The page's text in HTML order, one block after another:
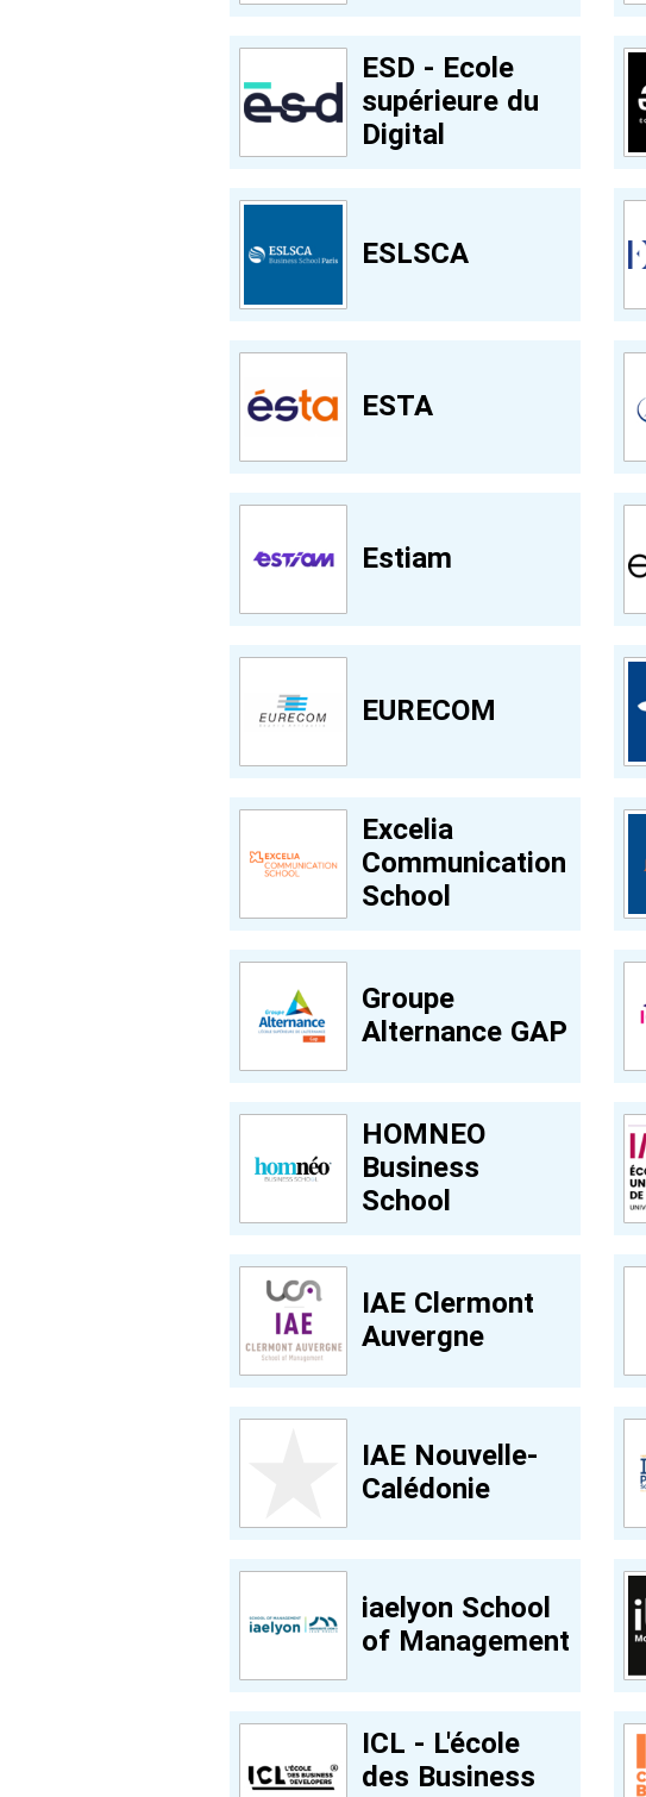
ESD - Ecole
supérieure du
Digital
ESLSCA
ESTA
Estiam
EURECOM
Excelia
Communication
School
Groupe
Alternance GAP
HOMNEO
Business
School
IAE Clermont
Auvergne
IAE Nouvelle-
Calédonie
iaelyon School
of Management
ICL - L'école
des Business